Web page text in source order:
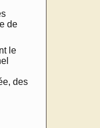
de
le
des